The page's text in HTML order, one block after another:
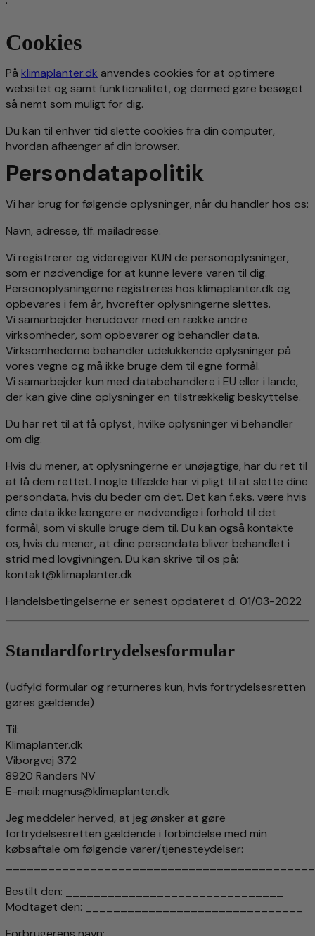
Cookies
På klimaplanter.dk anvendes cookies for at optimere
websitet og samt funktionalitet, og dermed gøre besøget
så nemt som muligt for dig.
Du kan til enhver tid slette cookies fra din computer,
hvordan afhænger af din browser.
Persondatapolitik
Vi har brug for følgende oplysninger, når du handler hos os:
Navn, adresse, tlf. mailadresse.
Vi registrerer og videregiver KUN de personoplysninger,
som er nødvendige for at kunne levere varen til dig.
Personoplysningerne registreres hos klimaplanter.dk og
opbevares i fem år, hvorefter oplysningerne slettes.
Vi samarbejder herudover med en række andre
virksomheder, som opbevarer og behandler data.
Virksomhederne behandler udelukkende oplysninger på
vores vegne og må ikke bruge dem til egne formål.
Vi samarbejder kun med databehandlere i EU eller i lande,
der kan give dine oplysninger en tilstrækkelig beskyttelse.
Du har ret til at få oplyst, hvilke oplysninger vi behandler
om dig.
Hvis du mener, at oplysningerne er unøjagtige, har du ret til
at få dem rettet. I nogle tilfælde har vi pligt til at slette dine
persondata, hvis du beder om det. Det kan f.eks. være hvis
dine data ikke længere er nødvendige i forhold til det
formål, som vi skulle bruge dem til. Du kan også kontakte
os, hvis du mener, at dine persondata bliver behandlet i
strid med lovgivningen. Du kan skrive til os på:
kontakt@klimaplanter.dk
Handelsbetingelserne er senest opdateret d. 01/03-2022
Standardfortrydelsesformular
(udfyld formular og returneres kun, hvis fortrydelsesretten
gøres gældende)
Til:
Klimaplanter.dk
Viborgvej 372
8920 Randers NV
E-mail: magnus@klimaplanter.dk
Jeg meddeler herved, at jeg ønsker at gøre
fortrydelsesretten gældende i forbindelse med min
købsaftale om følgende varer/tjenesteydelser:
Bestilt den: _______________________________
Modtaget den: _______________________________